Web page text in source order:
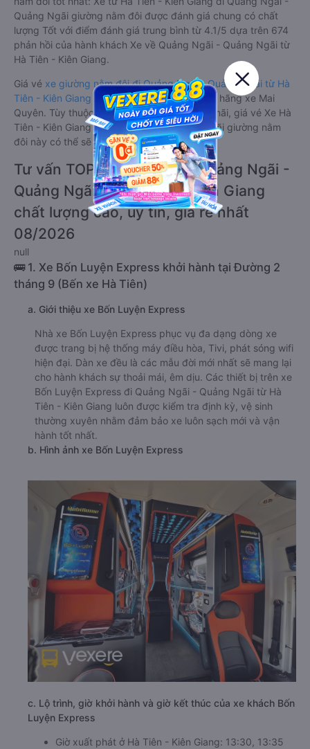
Quảng Ngãi giường nằm đôi được đánh giá chung có chất
lượng Tốt với điểm đánh giá trung bình từ 4.1/5 dựa trên 674
phản hồi của hành khách Xe về Quảng Ngãi - Quảng Ngãi từ
Hà Tiên - Kiên Giang.
Giá vé xe giường nằm đôi đi Quảng Ngãi - Quảng Ngãi từ Hà
Tiên - Kiên Giang
rẻ nhất là 650000VND của hãng xe Mai
Quyên. Tùy thuộc vào chương trình khuyến mãi, giá vé Xe Hà
Tiên - Kiên Giang đi Quảng Ngãi - Quảng Ngãi giường nằm
đôi này có thể sẽ rẻ hơn.
Tư vấn TOP 2 xe khách đi Quảng Ngãi -
Quảng Ngãi từ Hà Tiên - Kiên Giang
chất lượng cao, uy tín, giá rẻ nhất
08/2026
null
🚌 1. Xe Bốn Luyện Express khởi hành tại Đường 2
tháng 9 (Bến xe Hà Tiên)
a. Giới thiệu xe Bốn Luyện Express
Nhà xe Bốn Luyện Express phục vụ đa dạng dòng xe
được trang bị hệ thống máy điều hòa, Tivi, phát sóng wifi
hiện đại. Dàn xe đều là các mẫu đời mới nhất sẽ mang lại
cho hành khách sự thoải mái, êm dịu. Các thiết bị trên xe
Bốn Luyện Express đi Quảng Ngãi - Quảng Ngãi từ Hà
Tiên - Kiên Giang luôn được kiểm tra định kỳ, vệ sinh
thường xuyên nhằm đảm bảo xe luôn sạch mới và vận
hành tốt nhất.
b. Hình ảnh xe Bốn Luyện Express
c. Lộ trình, giờ khởi hành và giờ kết thúc của xe khách Bốn
Luyện Express
Giờ xuất phát ở Hà Tiên - Kiên Giang: 13:30, 13:35